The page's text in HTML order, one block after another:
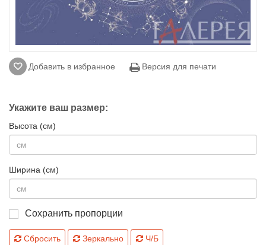
Добавить в избранное Версия для печати
Укажите ваш размер:
Высота (см)
Ширина (см)
Сохранить пропорции
Сбросить Зеркально Ч/Б